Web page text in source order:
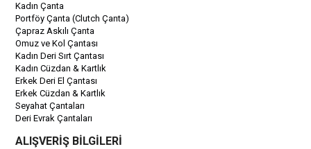
Kadın Çanta
Portföy Çanta (Clutch Çanta)
Çapraz Askılı Çanta
Omuz ve Kol Çantası
Kadın Deri Sırt Çantası
Kadın Cüzdan & Kartlık
Erkek Deri El Çantası
Erkek Cüzdan & Kartlık
Seyahat Çantaları
Deri Evrak Çantaları
ALIŞVERİŞ BİLGİLERİ